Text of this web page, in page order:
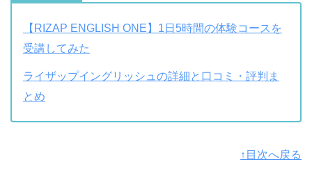
【RIZAP ENGLISH ONE】1日5時間の体験コースを
受講してみた
ライザップイングリッシュの詳細と口コミ・評判ま
とめ
↑目次へ戻る